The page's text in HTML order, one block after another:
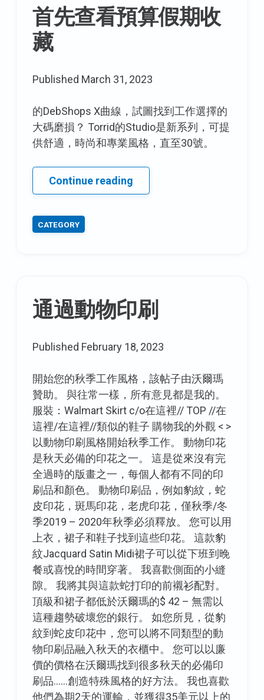
種
慢
開
嘴
唇
首先查看預算假期收
藏
Published March 31, 2023
的DebShops X曲線，試圖找到工作選擇的
大碼磨損？ Torrid的Studio是新系列，可提
供舒適，時尚和專業風格，直至30號。
Continue reading首
先
收
CATEGORY
通過動物印刷
Published February 18, 2023
開始您的秋季工作風格，該帖子由沃爾瑪
贊助。 與往常一樣，所有意見都是我的。
服裝：Walmart Skirt c/o在這裡// TOP //在
這裡/在這裡//類似的鞋子 購物我的外觀 < >
以動物印刷風格開始秋季工作。 動物印花
是秋天必備的印花之一。 這是從來沒有完
全過時的版畫之一，每個人都有不同的印
刷品和顏色。 動物印刷品，例如豹紋，蛇
皮印花，斑馬印花，老虎印花，僅秋季/冬
季2019 – 2020年秋季必須釋放。 您可以用
上衣，裙子和鞋子找到這些印花。 這款豹
紋Jacquard Satin Midi裙子可以從下班到晚
餐或喜悅的時間穿著。 我喜歡側面的小縫
隙。 我將其與這款蛇打印的前襯衫配對。
頂級和裙子都低於沃爾瑪的$ 42 – 無需以
這種趨勢破壞您的銀行。 如您所見，從豹
紋到蛇皮印花中，您可以將不同類型的動
物印刷品融入秋天的衣櫃中。 您可以以廉
價的價格在沃爾瑪找到很多秋天的必備印
刷品……創造特殊風格的好方法。 我也喜歡
他們為期2天的運輸，並獲得35美元以上的